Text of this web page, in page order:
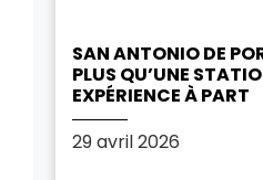
SAN ANTONIO DE
PLUS QU’UNE
EXPÉRIENCE À PART
29 avril 2026